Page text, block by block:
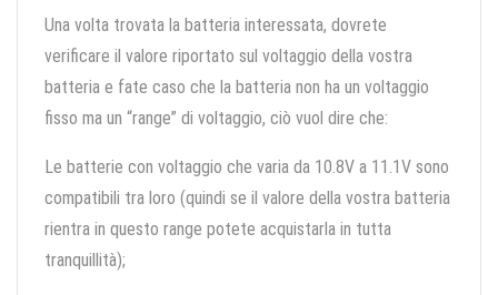
Una volta trovata la batteria interessata, dovrete
verificare il valore riportato sul voltaggio della vostra
batteria e fate caso che la batteria non ha un voltaggio
fisso ma un “range” di voltaggio, ciò vuol dire che:
Le batterie con voltaggio che varia da 10.8V a 11.1V sono
compatibili tra loro (quindi se il valore della vostra batteria
rientra in questo range potete acquistarla in tutta
tranquillità);